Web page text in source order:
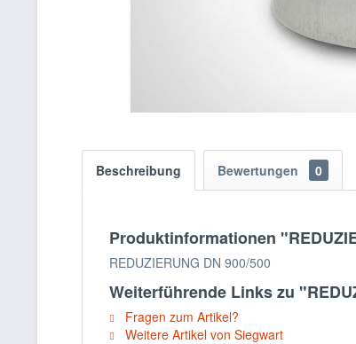
Beschreibung Bewertungen 0
Produktinformationen
REDUZIERUNG DN 900/500
Weiterführende Links zu
Fragen zum Artikel?
Weitere Artikel von Siegwart